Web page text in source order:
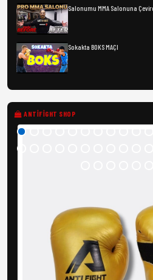
Salonumu MMA Salonuna
Sokakta BOKS MAÇI
ANTIFIGHT SHOP